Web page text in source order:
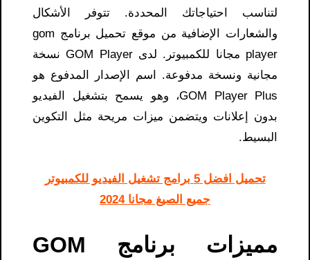
لتناسب احتياجاتك المحددة. تتوفر الأشكال
والشعارات الإضافية من موقع تحميل برنامج gom
player مجانا للكمبيوتر. لدى GOM Player نسخة
مجانية ونسخة مدفوعة. اسم الإصدار المدفوع هو
GOM Player Plus، وهو يسمح بتشغيل الفيديو
بدون إعلانات ويتضمن ميزات مريحة مثل التكوين
البسيط.
تحميل افضل 5 برامج تشغيل الفيديو للكمبيوتر
جميع الصيغ مجانا 2024
مميزات برنامج GOM